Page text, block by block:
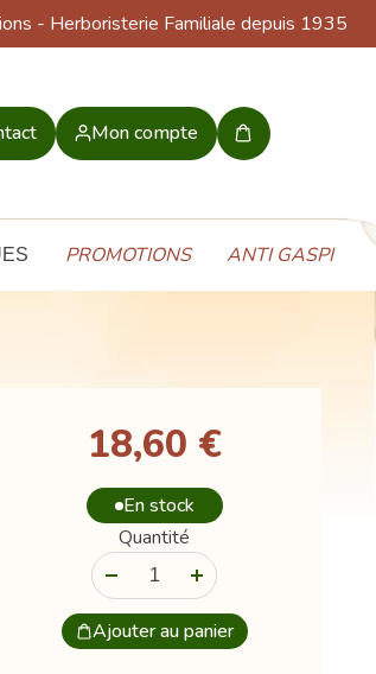
- Herboristerie Familiale depuis 1935
Mon compte
Mon
PROMOTIONS ANTI GASPI
18,60 €
En stock
Quantité
Ajouter au panier